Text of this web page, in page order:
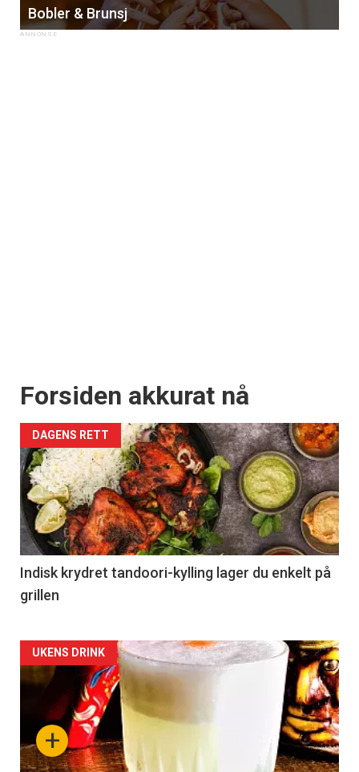
Bobler & Brunsj
Forsiden akkurat nå
DAGENS RETT
Indisk krydret tandoori-kylling lager du enkelt på
grillen
Forsiden
akkurat
nå
-
+
UKENS DRINK